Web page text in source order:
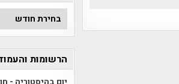
ארכיון
הכתבות
הרשומות